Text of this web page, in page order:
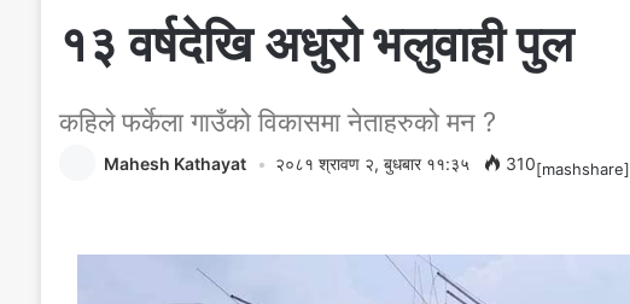
१३ वर्षदेखि अधुरो भलुवाही पुल
कहिले फर्केला गाउँको विकासमा नेताहरुको मन ?
Mahesh Kathayat २०८१ श्रावण २, बुधबार ११:३५ 310[mashshare]